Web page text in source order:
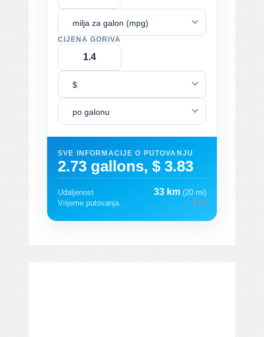
milja za galon (mpg)
CIJENA GORIVA
$
po galonu
SVE INFORMACIJE O PUTOVANJU
2.73 gallons, $ 3.83
Udaljenost 33 km (20 mi)
Vrijeme putovanja